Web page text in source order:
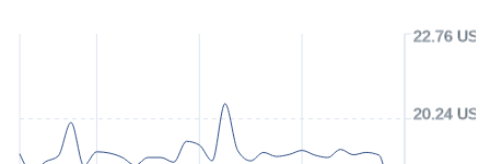
20.24 USD
22.76 USD